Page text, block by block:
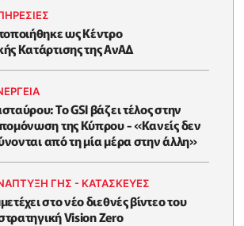
ως Κέντρο
Κατάρτισης της ΑνΑΔ
Το GSI βάζει τέλος στην
της Κύπρου - «Κανείς δεν
από τη μία μέρα στην άλλη»
ΓΗΣ - ΚΑΤΑΣΚΕΥΕΣ
στο νέο διεθνές βίντεο του
Vision Zero